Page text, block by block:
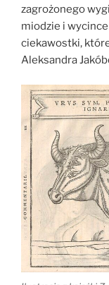
zagrożonego
miodzie i
ciekawostki,
Aleksandra